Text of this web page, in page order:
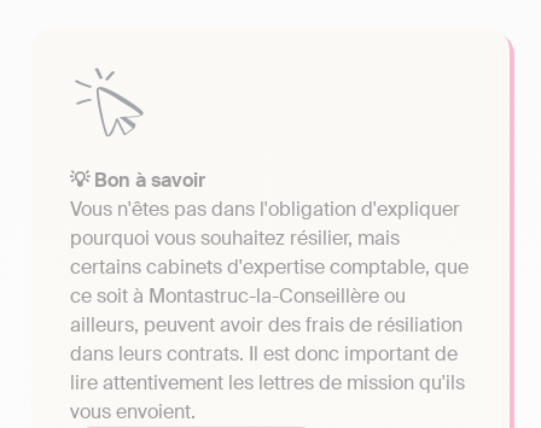
💡 Bon à savoir
Vous n'êtes pas dans l'obligation d'expliquer
pourquoi vous souhaitez résilier, mais
certains cabinets d'expertise comptable, que
ce soit à Montastruc-la-Conseillère ou
ailleurs, peuvent avoir des frais de résiliation
dans leurs contrats. Il est donc important de
lire attentivement les lettres de mission qu'ils
vous envoient.